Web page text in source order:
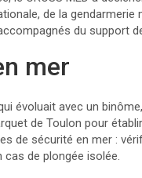
de la gendarmerie
du support
mer
évoluait avec un
de Toulon pour
de sécurité en mer :
de plongée isolée.